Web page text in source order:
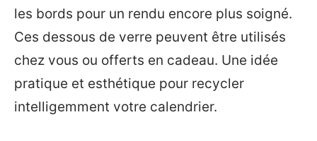
les bords pour un rendu encore plus soigné.
Ces dessous de verre peuvent être utilisés
chez vous ou offerts en cadeau. Une idée
pratique et esthétique pour recycler
intelligemment votre calendrier.